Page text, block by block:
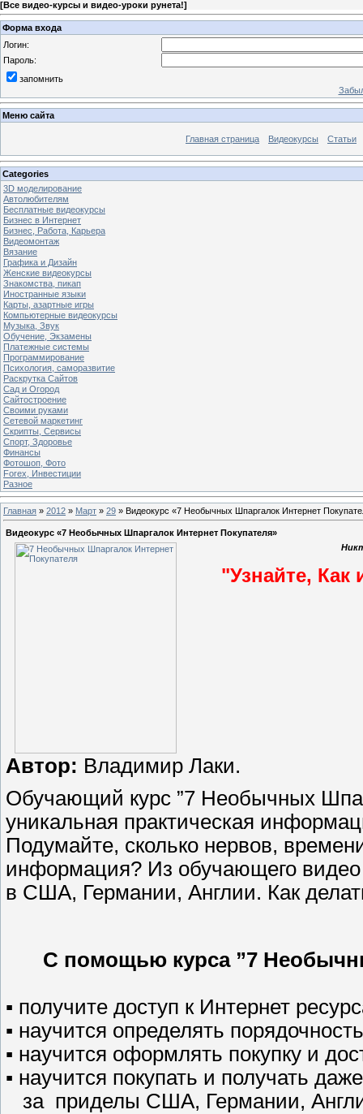
[Все видео-курсы и видео-уроки рунета!]
Форма входа
Логин:
Пароль:
запомнить
Меню сайта
Главная страница Видеокурсы Статьи
Categories
3D моделирование
Автолюбителям
Бесплатные видеокурсы
Бизнес в Интернет
Бизнес, Работа, Карьера
Видеомонтаж
Вязание
Графика и Дизайн
Женские видеокурсы
Знакомства, пикап
Иностранные языки
Карты, азартные игры
Компьютерные видеокурсы
Музыка, Звук
Обучение, Экзамены
Платежные системы
Программирование
Психология, саморазвитие
Раскрутка Сайтов
Cад и Огород
Сайтостроение
Своими руками
Сетевой маркетинг
Скрипты, Сервисы
Спорт, Здоровье
Финансы
Фотошоп, Фото
Forex, Инвестиции
Разное
Главная » 2012 » Март » 29 » Видеокурс «7 Необычных Шпаргалок Интернет
Видеокурс «7 Необычных Шпаргалок Интернет Покупателя»
"Узнайте,
Автор: Владимир Лаки.
Обучающий курс ”7 Необычных
уникальная практическая
Подумайте, сколько нервов,
информация? Из обучающего видео
в США, Германии, Англии. Как
C помощью курса ”7
▪ получите доступ к Интернет
▪ научится определять
▪ научится оформлять покупку и
▪ научится покупать и получать
за приделы США, Германии,